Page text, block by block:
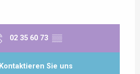
02 35 60 73 ▒▒
Kontaktieren Sie uns